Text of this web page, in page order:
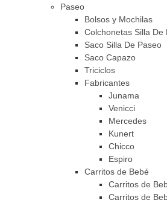
Paseo
Bolsos y Mochilas
Colchonetas Silla De
Saco Silla De Paseo
Saco Capazo
Triciclos
Fabricantes
Junama
Venicci
Mercedes
Kunert
Chicco
Espiro
Carritos de Bebé
Carritos de
Carritos de